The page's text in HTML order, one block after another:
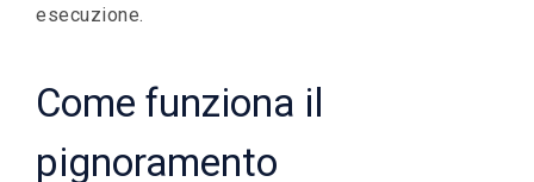
esecuzione.
Come funziona il
pignoramento